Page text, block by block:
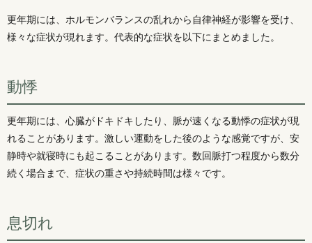
更年期には、ホルモンバランスの乱れから自律神経が影響を受け、
様々な症状が現れます。代表的な症状を以下にまとめました。
動悸
更年期には、心臓がドキドキしたり、脈が速くなる動悸の症状が現
れることがあります。激しい運動をした後のような感覚ですが、安
静時や就寝時にも起こることがあります。数回脈打つ程度から数分
続く場合まで、症状の重さや持続時間は様々です。
息切れ